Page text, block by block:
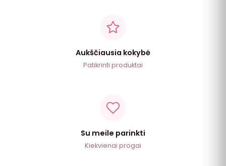
Aukščiausia kokybė
Patikrinti produktai
Su meile parinkti
Kiekvienai progai